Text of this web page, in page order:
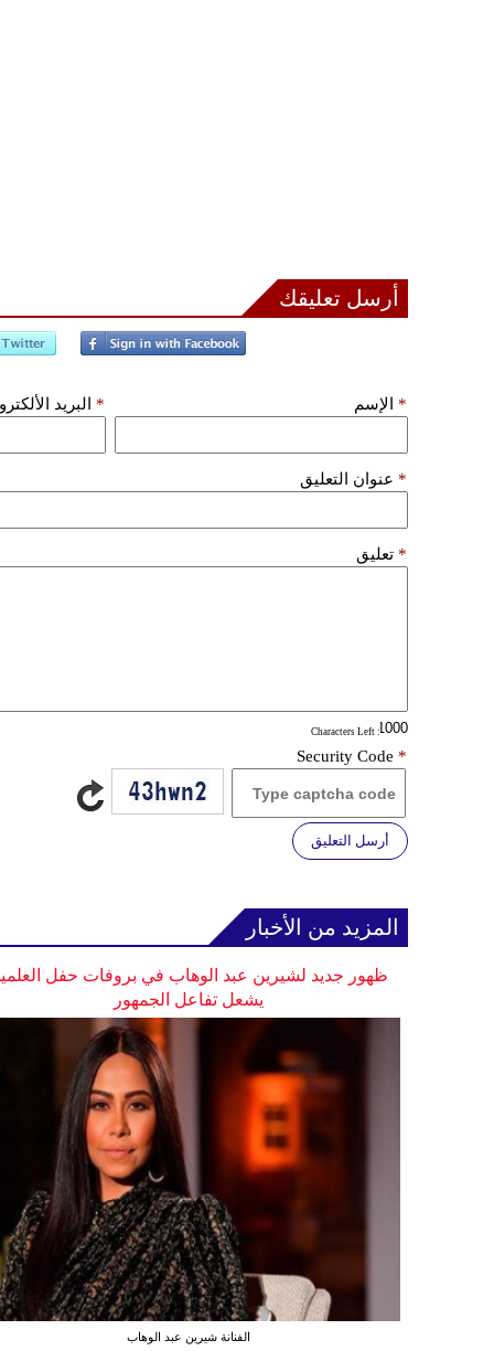
أرسل تعليقك
الإسم * البريد *
عنوان التعليق *
تعليق *
: Characters Left
Security Code *
أرسل التعليق
المزيد من الأخبار
ظهور جديد لشيرين عبد الوهاب في بروفات حفل
يشعل تفاعل الجمهور
الفنانة شيرين عبد الوهاب